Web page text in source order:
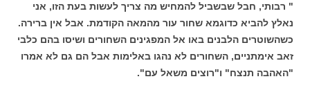
" רבותי, חבל שבשביל להמחיש מה צריך לעשות בעת הזו, אני
נאלץ להביא כדוגמא שחור עור מהמאה הקודמת. אבל אין ברירה.
כשהשוטרים הלבנים באו אל המפגינים השחורים ושיסו בהם כלבי
זאב אימתניים, השחורים לא נהגו באלימות אבל הם גם לא אמרו
"האהבה תנצח" ו"רוצים משאל עם".